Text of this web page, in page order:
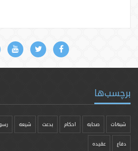
برچسب‌ها
شبهات صحابه احکام بدعت شیعه
دفاع عقیده